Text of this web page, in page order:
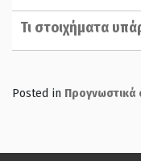
Τι στοιχήματα
Posted in Προγνωστικά